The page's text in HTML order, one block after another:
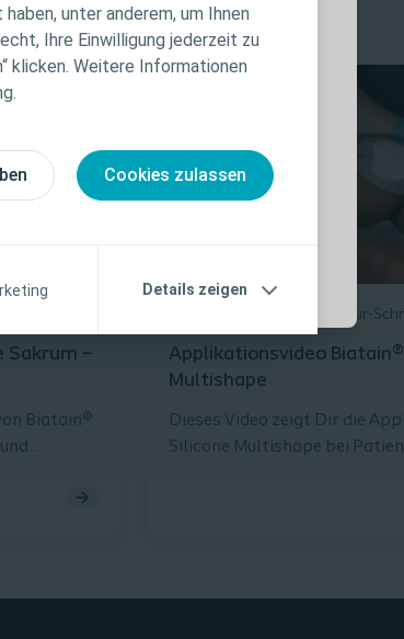
unter anderem, um Ihnen
Ihre Einwilligung jederzeit zu
klicken. Weitere Informationen
Cookies zulassen
Details zeigen
für die individuelle
Detaillierte
Sakrum –
Biatain®
Schritt-für-
Applikationsvideo
Multishape
Dieses Video zeigt Dir die
Silicone Multishape bei